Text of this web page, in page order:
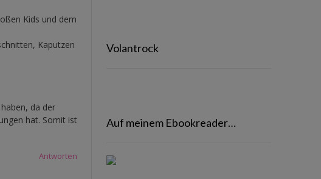
Kids und dem
Kaputzen
da der
hat. Somit ist
Antworten
Volantrock
Auf meinem Ebookreader…